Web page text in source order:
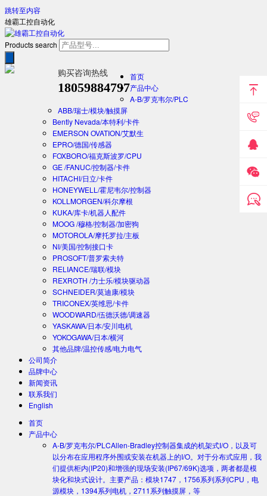
跳转至内容
雄霸工控自动化
Products search
购买咨询热线
18059884797
首页
产品中心
A-B/罗克韦尔/PLC
ABB/瑞士/模块/触摸屏
Bently Nevada/本特利/卡件
EMERSON OVATION/艾默生
EPRO/德国/传感器
FOXBORO/福克斯波罗/CPU
GE /FANUC/控制器/卡件
HITACHI/日立/卡件
HONEYWELL/霍尼韦尔/控制器
KOLLMORGEN/科尔摩根
KUKA/库卡/机器人配件
MOOG /穆格/控制器/加密狗
MOTOROLA/摩托罗拉/主板
NI/美国/控制接口卡
PROSOFT/普罗索夫特
RELIANCE/瑞联/模块
REXROTH /力士乐/模块驱动器
SCHNEIDER/莫迪康/模块
TRICONEX/英维思/卡件
WOODWARD/伍德沃德/调速器
YASKAWA/日本/安川电机
YOKOGAWA/日本/横河
其他品牌/温控传感/电力电气
公司简介
品牌中心
新闻资讯
联系我们
English
首页
产品中心
A-B/罗克韦尔/PLCAllen-Bradley控制器集成的机架式I/O，以及可
以分布在应用程序外围或安装在机器上的I/O。对于分布式应用，我
们提供柜内(IP20)和增强的现场安装(IP67/69K)选项，两者都是模
块化和块式设计。主要产品：模块1747，1756系列系列CPU，电
源模块，1394系列电机，2711系列触摸屏，等